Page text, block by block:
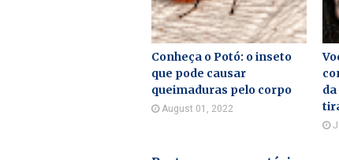
Conheça o Potó: o inseto
que pode causar
queimaduras pelo corpo
August 01, 2022